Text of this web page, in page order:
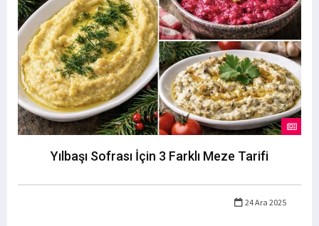
Yılbaşı Sofrası İçin 3 Farklı Meze Tarifi
24 Ara 2025